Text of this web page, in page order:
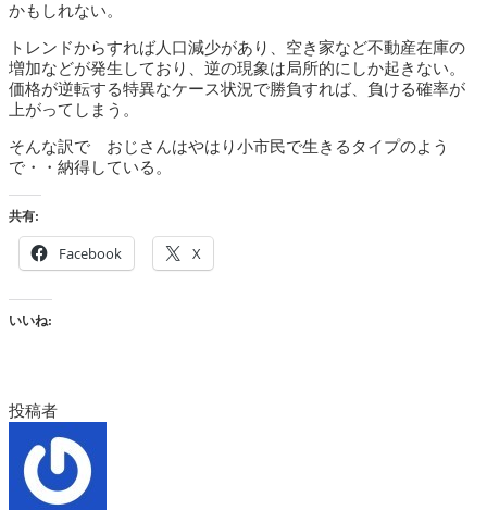
かもしれない。
トレンドからすれば人口減少があり、空き家など不動産在庫の
増加などが発生しており、逆の現象は局所的にしか起きない。
価格が逆転する特異なケース状況で勝負すれば、負ける確率が
上がってしまう。
そんな訳で おじさんはやはり小市民で生きるタイプのよう
で・・納得している。
共有:
Facebook X
いいね:
投稿者